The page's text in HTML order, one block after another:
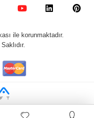
ile korunmaktadır.